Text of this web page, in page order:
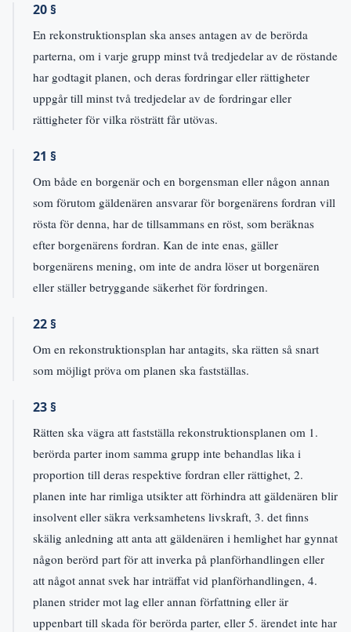
20 §
En rekonstruktionsplan ska anses antagen av de berörda
parterna, om i varje grupp minst två tredjedelar av de röstande
har godtagit planen, och deras fordringar eller rättigheter
uppgår till minst två tredjedelar av de fordringar eller
rättigheter för vilka rösträtt får utövas.
21 §
Om både en borgenär och en borgensman eller någon annan
som förutom gäldenären ansvarar för borgenärens fordran vill
rösta för denna, har de tillsammans en röst, som beräknas
efter borgenärens fordran. Kan de inte enas, gäller
borgenärens mening, om inte de andra löser ut borgenären
eller ställer betryggande säkerhet för fordringen.
22 §
Om en rekonstruktionsplan har antagits, ska rätten så snart
som möjligt pröva om planen ska fastställas.
23 §
Rätten ska vägra att fastställa rekonstruktionsplanen om 1.
berörda parter inom samma grupp inte behandlas lika i
proportion till deras respektive fordran eller rättighet, 2.
planen inte har rimliga utsikter att förhindra att gäldenären blir
insolvent eller säkra verksamhetens livskraft, 3. det finns
skälig anledning att anta att gäldenären i hemlighet har gynnat
någon berörd part för att inverka på planförhandlingen eller
att något annat svek har inträffat vid planförhandlingen, 4.
planen strider mot lag eller annan författning eller är
uppenbart till skada för berörda parter, eller 5. ärendet inte har